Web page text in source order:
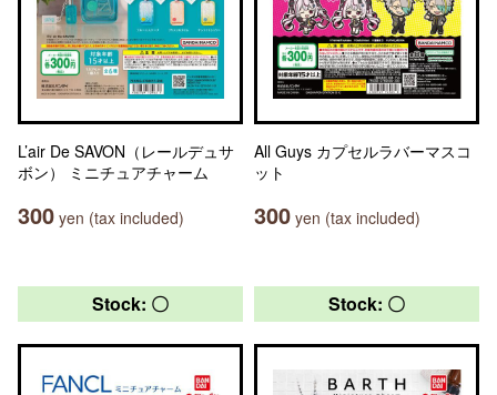
L’air De SAVON（レールデュサ
ボン） ミニチュアチャーム
300 yen (tax included)
All Guys カプセルラバーマスコ
ット
300 yen (tax included)
Stock: 〇 Stock: 〇